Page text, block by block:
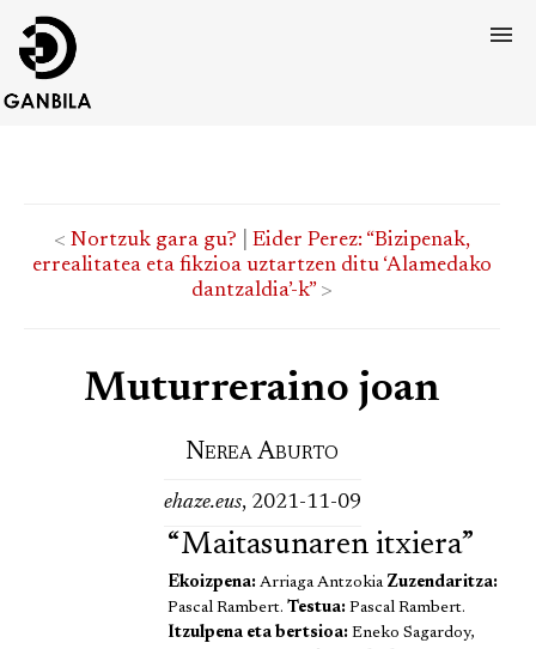
< Nortzuk gara gu?
Eider Perez: “Bizipenak,
errealitatea eta fikzioa uztartzen ditu ‘Alamedako
dantzaldia’-k”>
Muturreraino joan
Nerea Aburto
ehaze.eus, 2021-11-09
“Maitasunaren itxiera”
Ekoizpena: Arriaga Antzokia Zuzendaritza:
Pascal Rambert. Testua: Pascal Rambert.
Itzulpena eta bertsioa: Eneko Sagardoy,